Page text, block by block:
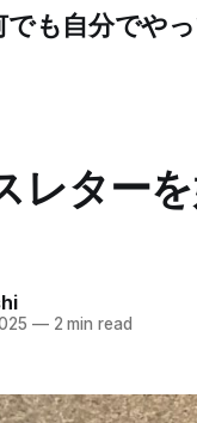
でも自分でや
レター
—2 min read